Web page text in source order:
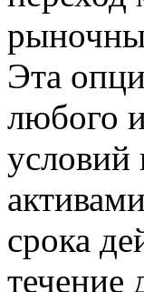
Эта
любого
срока
течение